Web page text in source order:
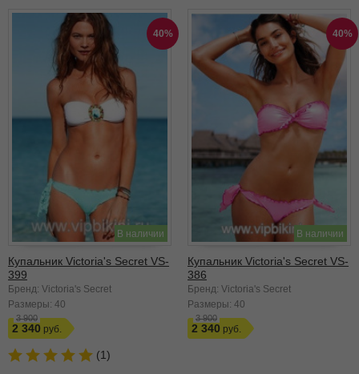
40%
В наличии
Купальник Victoria's Secret VS-
399
Бренд: Victoria's Secret
Размеры: 40
3 900
2 340
(1)
40%
В наличии
Купальник Victoria's Secret VS-
386
Бренд: Victoria's Secret
Размеры: 40
3 900
2 340